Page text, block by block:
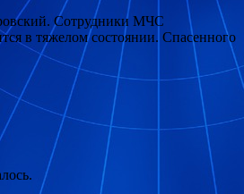
Сотрудники МЧС
в тяжелом состоянии. Спасенного